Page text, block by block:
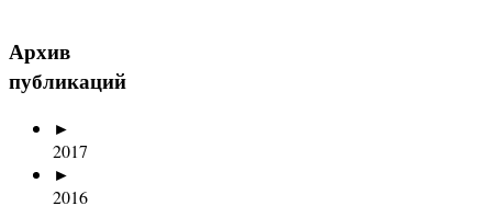
Архив
публикаций
►
2017
►
2016